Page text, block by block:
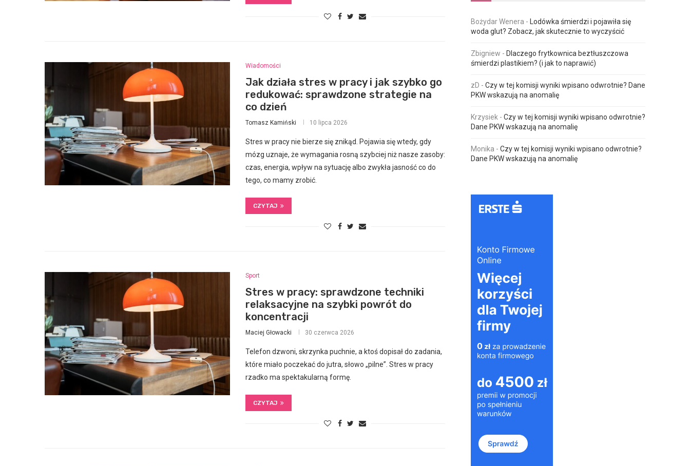
Wiadomości
Jak działa stres w pracy i jak szybko go
redukować: sprawdzone strategie na
co dzień
Tomasz Kamiński 10 lipca 2026
Stres w pracy nie bierze się znikąd. Pojawia się wtedy, gdy
mózg uznaje, że wymagania rosną szybciej niż nasze zasoby:
czas, energia, wpływ na sytuację albo zwykła jasność co do
tego, co mamy zrobić.
CZYTAJ
Sport
Stres w pracy: sprawdzone techniki
relaksacyjne na szybki powrót do
koncentracji
Maciej Głowacki 30 czerwca 2026
Telefon dzwoni, skrzynka puchnie, a ktoś dopisał do zadania,
które miało poczekać do jutra, słowo „pilne”. Stres w pracy
rzadko ma spektakularną formę.
CZYTAJ
Bożydar Wenera -
Lodówka śmierdzi i pojawiła się
woda glut? Zobacz, jak skutecznie to wyczyścić
Zbigniew - Dlaczego frytkownica beztłuszczowa
śmierdzi plastikiem? (i jak to naprawić)
zD - Czy w tej komisji wyniki wpisano odwrotnie? Dane
PKW wskazują na anomalię
Krzysiek - Czy w tej komisji wyniki wpisano odwrotnie?
Dane PKW wskazują na anomalię
Monika - Czy w tej komisji wyniki wpisano odwrotnie?
Dane PKW wskazują na anomalię